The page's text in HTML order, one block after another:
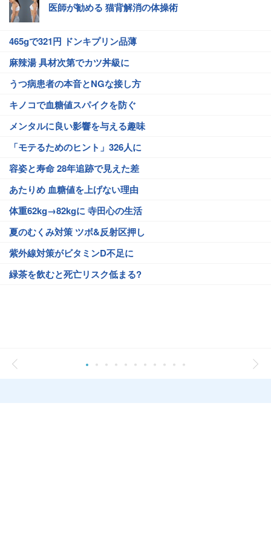
医師が勧める 猫背解消の体操術
465gで321円 ドンキプリン品薄
麻辣湯 具材次第でカツ丼級に
うつ病患者の本音とNGな接し方
キノコで血糖値スパイクを防ぐ
メンタルに良い影響を与える趣味
「モテるためのヒント」326人に
容姿と寿命 28年追跡で見えた差
あたりめ 血糖値を上げない理由
体重62kg→82kgに 寺田心の生活
夏のむくみ対策 ツボ&反射区押し
紫外線対策がビタミンD不足に
緑茶を飲むと死亡リスク低まる?